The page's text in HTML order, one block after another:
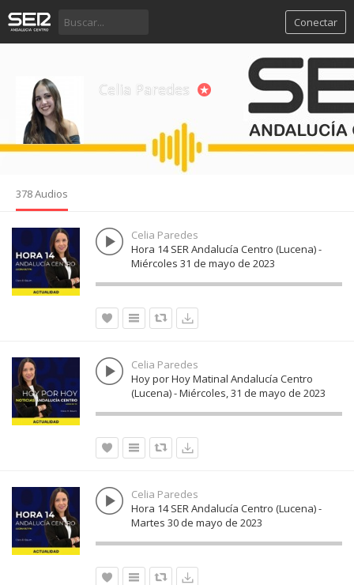
Conectar
Celia Paredes
378 Audios
Celia Paredes
Hora 14 SER Andalucía Centro (Lucena) -
Miércoles 31 de mayo de 2023
Celia Paredes
Hoy por Hoy Matinal Andalucía Centro
(Lucena) - Miércoles, 31 de mayo de 2023
Celia Paredes
Hora 14 SER Andalucía Centro (Lucena) -
Martes 30 de mayo de 2023